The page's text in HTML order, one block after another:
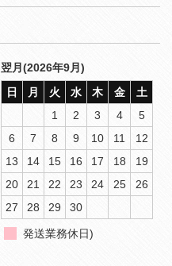
翌月(2026年9月)
日
月 火 水 木 金
土
1
2 3 4
5
6
7 8 9 10 11
12
13
14 15 16 17 18
19
20
21 22 23 24 25
26
27
28 29 30
発送業務休日)